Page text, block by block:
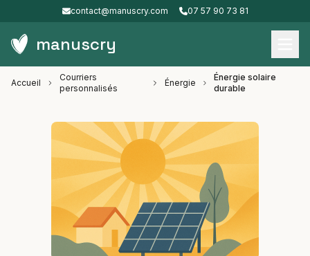
contact@manuscry.com 07 57 90 73 81
manuscry
Accueil
Courriers
personnalisés
Énergie
Énergie solaire
durable